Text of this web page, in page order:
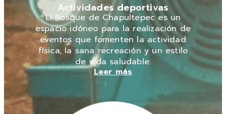
Actividades deportivas
El Bosque de Chapultepec es un
espacio idóneo para la realización de
eventos que fomenten la actividad
física, la sana recreación y un estilo
de vida saludable.
Leer más